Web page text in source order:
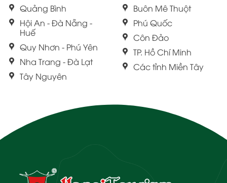
Quảng Bình
Hội An - Đà Nẵng -
Huế
Quy Nhơn - Phú Yên
Nha Trang - Đà Lạt
Tây Nguyên
Buôn Mê Thuột
Phú Quốc
Côn Đảo
TP. Hồ Chí Minh
Các tỉnh Miền Tây